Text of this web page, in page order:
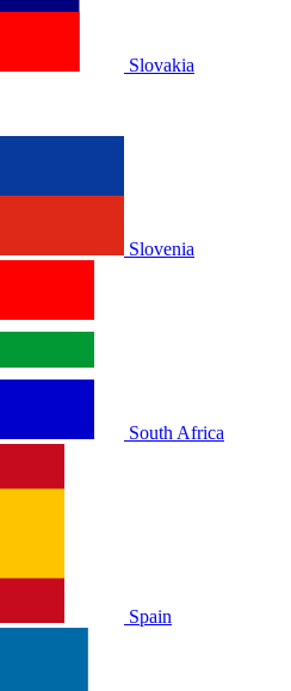
Slovakia
Slovenia
South Africa
Spain